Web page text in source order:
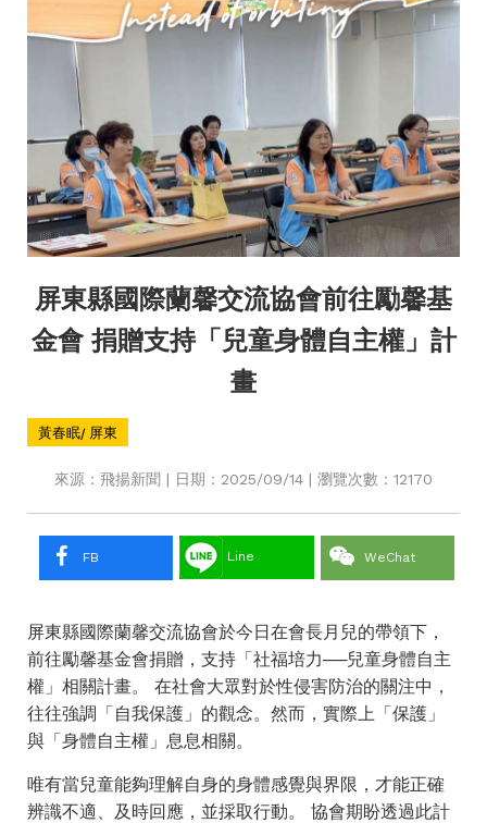
屏東縣國際蘭馨交流協會前往勵馨基
金會 捐贈支持「兒童身體自主權」計
畫
黃春眠/ 屏東
來源：飛揚新聞 | 日期：2025/09/14 | 瀏覽次數：12170
FB Line WeChat
屏東縣國際蘭馨交流協會於今日在會長月兒的帶領下，
前往勵馨基金會捐贈，支持「社福培力──兒童身體自主
權」相關計畫。 在社會大眾對於性侵害防治的關注中，
往往強調「自我保護」的觀念。然而，實際上「保護」
與「身體自主權」息息相關。
唯有當兒童能夠理解自身的身體感覺與界限，才能正確
辨識不適、及時回應，並採取行動。 協會期盼透過此計